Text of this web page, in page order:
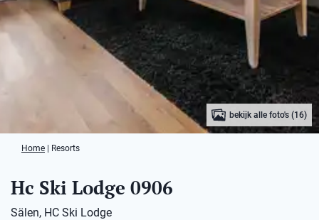
bekijk alle foto's (16)
Home Resorts
Hc Ski Lodge 0906
Sälen, HC Ski Lodge